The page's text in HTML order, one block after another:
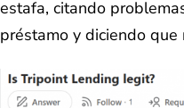
estafa, citando
préstamo y diciendo